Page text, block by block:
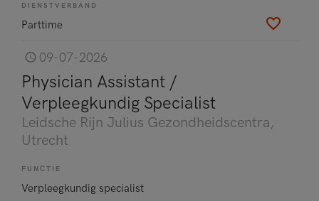
DIENSTVERBAND
Parttime
09-07-2026
Physician Assistant /
Verpleegkundig Specialist
Leidsche Rijn Julius Gezondheidscentra,
Utrecht
FUNCTIE
Verpleegkundig specialist